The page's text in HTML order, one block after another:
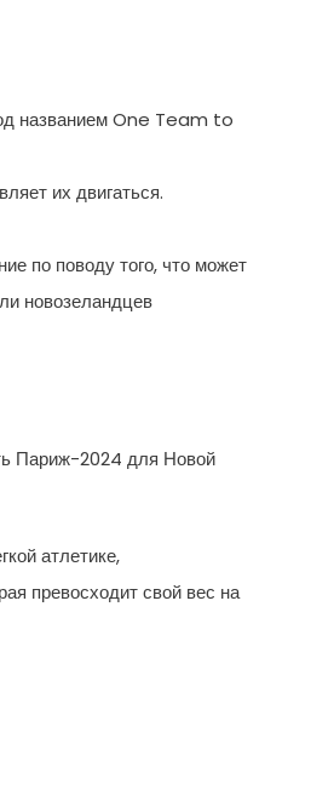
названием One Team to
их двигаться.
по поводу того, что может
новозеландцев
Париж-2024 для Новой
атлетике,
превосходит свой вес на